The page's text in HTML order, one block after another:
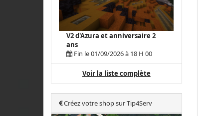
V2 d'Azura et anniversaire 2
ans
Fin le 01/09/2026 à 18 H 00
Voir la liste complète
Créez votre shop sur Tip4Serv